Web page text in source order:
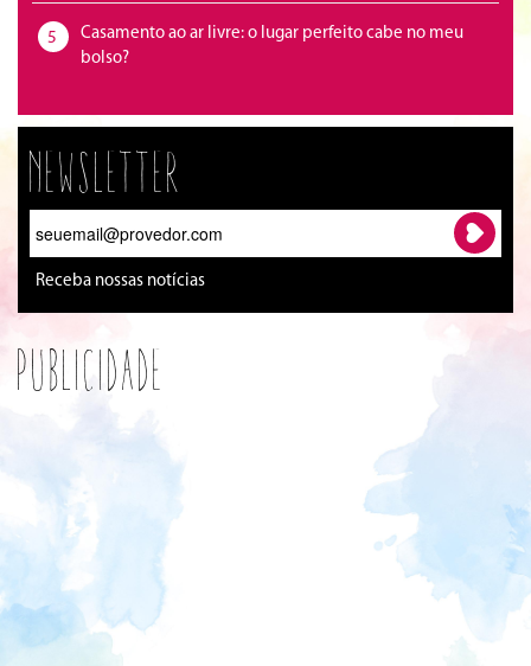
5
Casamento ao ar livre: o lugar perfeito cabe no meu
bolso?
Newsletter
Receba nossas notícias
Publicidade